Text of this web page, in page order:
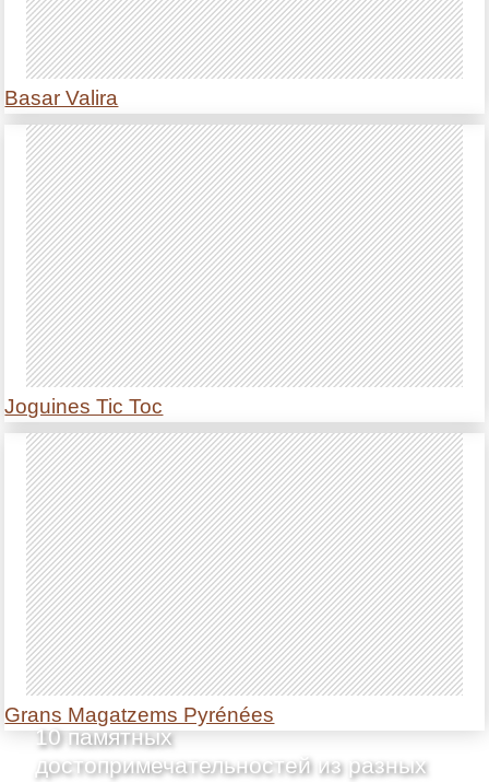
Basar Valira
Joguines Tic Toc
Grans Magatzems Pyrénées
10 памятных
достопримечательностей из разных